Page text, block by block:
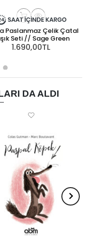
Paslanmaz Çelik Çatal
Seti // Sage Green
1.690,00TL
DA ALDI